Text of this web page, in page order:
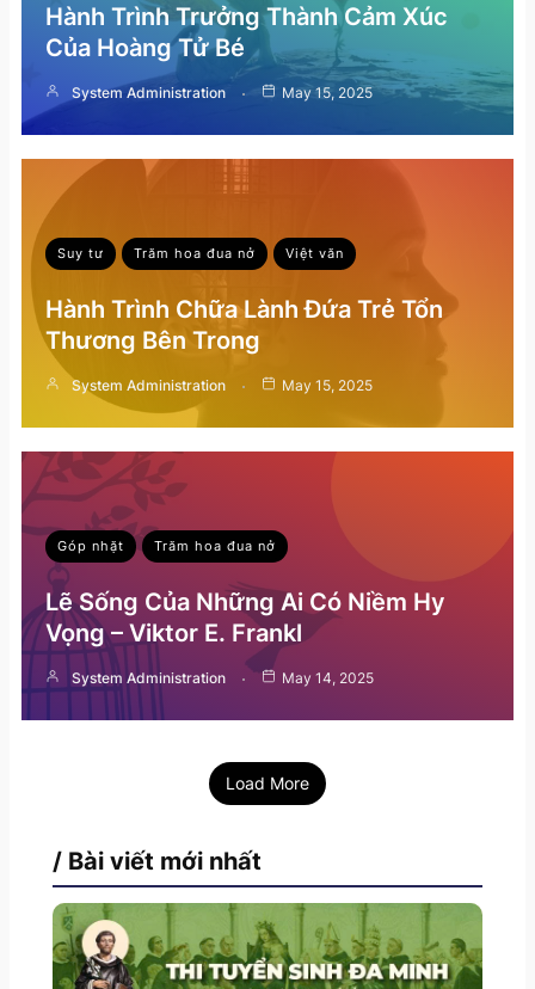
Hành Trình Trưởng Thành Cảm Xúc
Của Hoàng Tử Bé
System Administration May 15, 2025
Suy tư Trăm hoa đua nở Việt văn
Hành Trình Chữa Lành Đứa Trẻ Tổn
Thương Bên Trong
System Administration May 15, 2025
Góp nhặt Trăm hoa đua nở
Lẽ Sống Của Những Ai Có Niềm Hy
Vọng – Viktor E. Frankl
System Administration May 14, 2025
Load More
/ Bài viết mới nhất